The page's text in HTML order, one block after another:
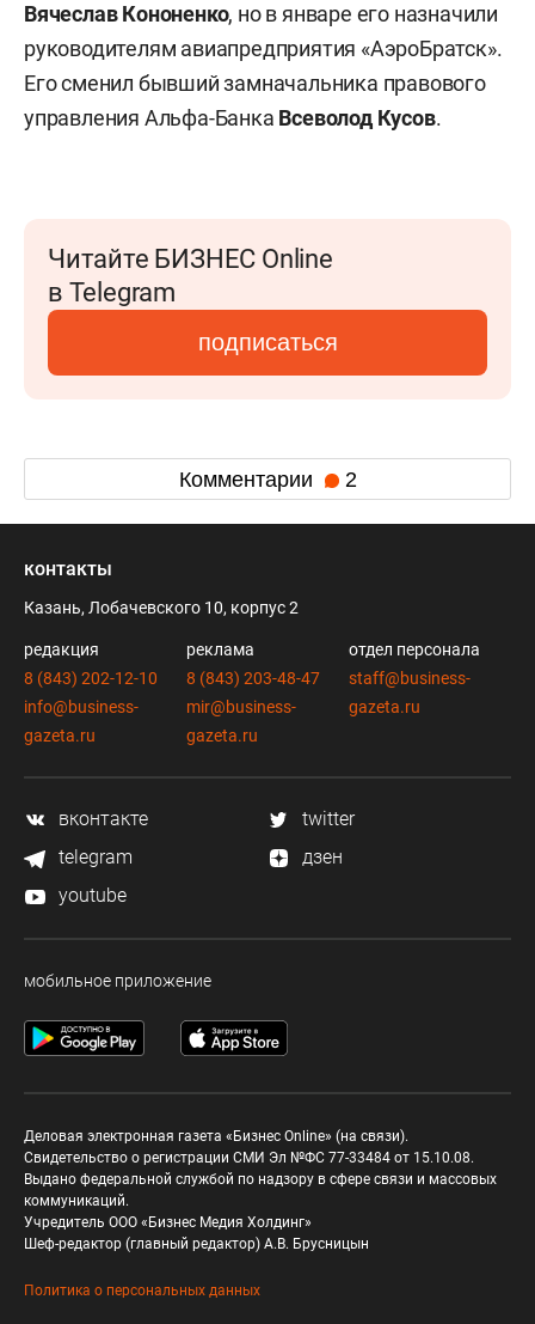
Вячеслав Кононенко, но в январе его назначили
руководителям авиапредприятия «АэроБратск».
Его сменил бывший замначальника правового
управления Альфа-Банка Всеволод Кусов.
Читайте БИЗНЕС Online
в Telegram
подписаться
Комментарии 2
контакты
Казань, Лобачевского 10, корпус 2
редакция
8 (843) 202-12-10
info@business-
gazeta.ru
реклама
8 (843) 203-48-47
mir@business-
gazeta.ru
отдел персонала
staff@business-
gazeta.ru
вконтакте
twitter
telegram
дзен
youtube
мобильное приложение
Деловая электронная газета «Бизнес Online» (на связи).
Свидетельство о регистрации СМИ Эл №ФС 77-33484 от 15.10.08.
Выдано федеральной службой по надзору в сфере связи и массовых
коммуникаций.
Учредитель ООО «Бизнес Медия Холдинг»
Шеф-редактор (главный редактор) А.В. Брусницын
Политика о персональных данных